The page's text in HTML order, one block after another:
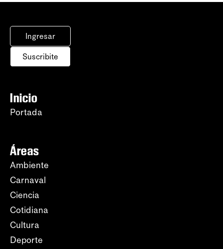
Ingresar
Suscribite
Inicio
Portada
Áreas
Ambiente
Carnaval
Ciencia
Cotidiana
Cultura
Deporte